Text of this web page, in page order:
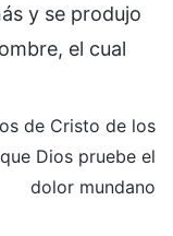
y se produjo
el cual
de Cristo de los
Dios pruebe el
dolor mundano